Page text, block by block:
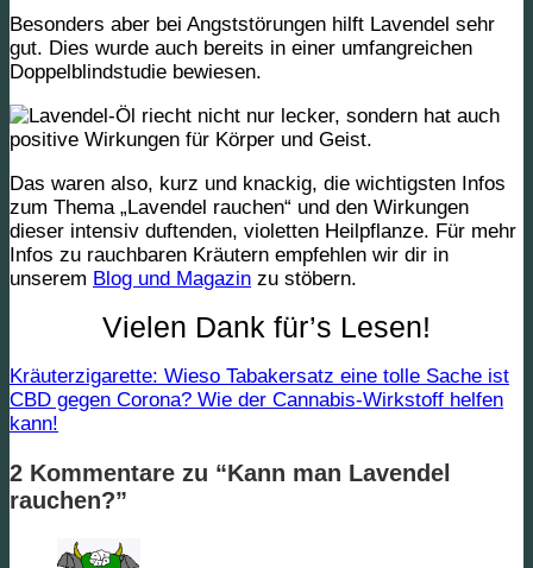
Besonders aber bei Angststörungen hilft Lavendel sehr
gut. Dies wurde auch bereits in einer umfangreichen
Doppelblindstudie bewiesen.
Das waren also, kurz und knackig, die wichtigsten Infos
zum Thema „Lavendel rauchen“ und den Wirkungen
dieser intensiv duftenden, violetten Heilpflanze. Für mehr
Infos zu rauchbaren Kräutern empfehlen wir dir in
unserem Blog und Magazin zu stöbern.
Vielen Dank für’s Lesen!
Kräuterzigarette: Wieso Tabakersatz eine tolle Sache ist
CBD gegen Corona? Wie der Cannabis-Wirkstoff helfen
kann!
2 Kommentare zu “Kann man Lavendel
rauchen?”